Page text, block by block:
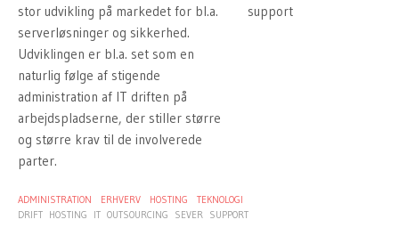
stor udvikling på markedet for bl.a.
serverløsninger og sikkerhed.
Udviklingen er bl.a. set som en
naturlig følge af stigende
administration af IT driften på
arbejdspladserne, der stiller større
og større krav til de involverede
parter.
ADMINISTRATION ERHVERV HOSTING
TEKNOLOGI
DRIFT HOSTING IT OUTSOURCING SEVER SUPPORT